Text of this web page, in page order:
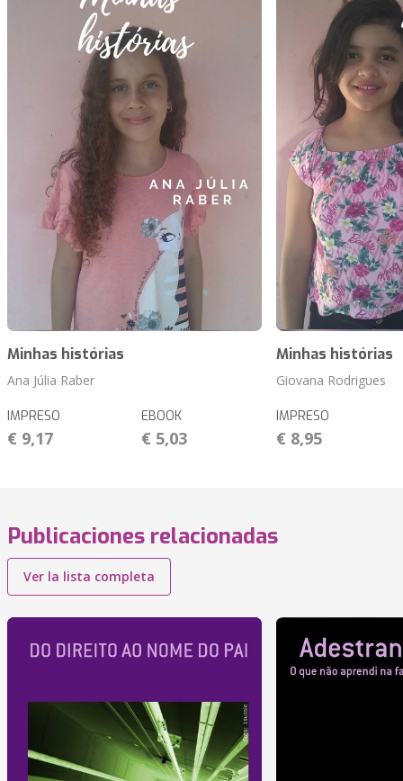
Minhas histórias
Ana Júlia Raber
IMPRESO
€ 9,17
EBOOK
€ 5,03
Minhas histórias
Giovana Rodrigues
IMPRESO
€ 8,95
Publicaciones relacionadas
Ver la lista completa